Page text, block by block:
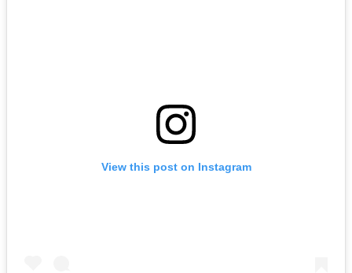
View this post on Instagram